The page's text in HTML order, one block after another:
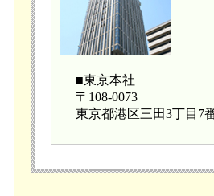
■東京本社
〒108-0073
東京都港区三田3丁目7